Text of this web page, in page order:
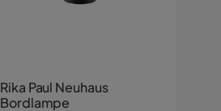
Rika Paul Neuhaus
Bordlampe